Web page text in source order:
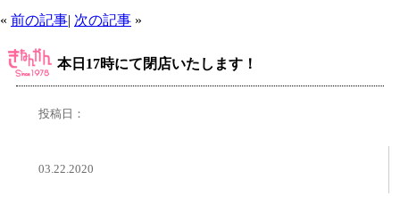
« 前の記事| 次の記事 »
本日17時にて閉店いたします！
投稿日：
03.22.2020